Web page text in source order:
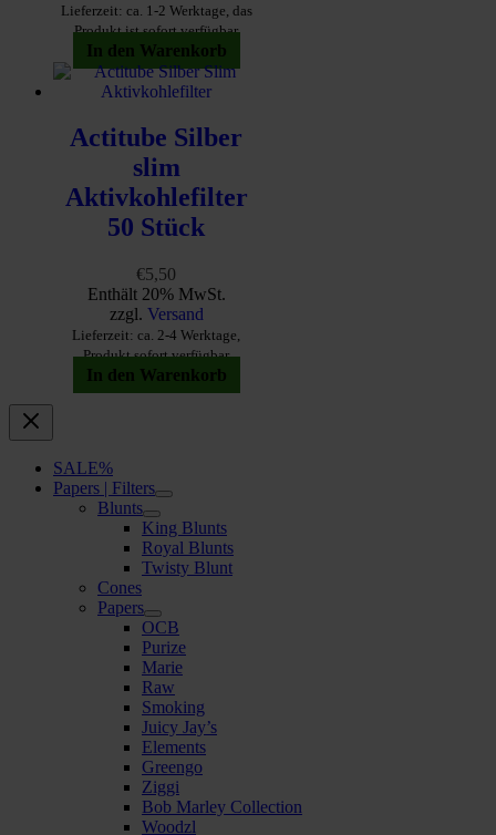
Lieferzeit: ca. 1-2 Werktage, das
Produkt ist sofort verfügbar
In den Warenkorb
Actitube Silber
slim
Aktivkohlefilter
50 Stück
€5,50
Enthält 20% MwSt.
zzgl. Versand
Lieferzeit: ca. 2-4 Werktage,
Produkt sofort verfügbar
In den Warenkorb
SALE%
Papers | Filters
Blunts
King Blunts
Royal Blunts
Twisty Blunt
Cones
Papers
OCB
Purize
Marie
Raw
Smoking
Juicy Jay’s
Elements
Greengo
Ziggi
Bob Marley Collection
Woodzl